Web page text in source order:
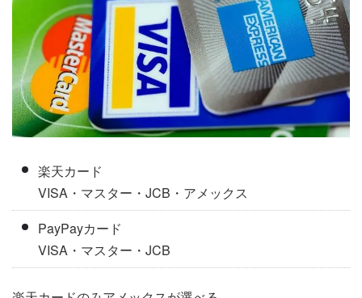
楽天カード
VISA・マスター・JCB・アメックス
PayPayカード
VISA・マスター・JCB